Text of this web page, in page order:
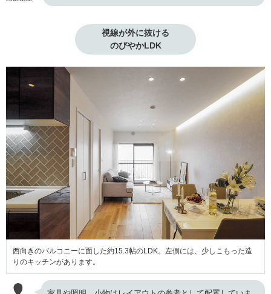
視線が外に抜ける
のびやかLDK
西向きのバルコニーに面した約15.3帖のLDK。左側には、少しこもった造
りのキッチンがあります。